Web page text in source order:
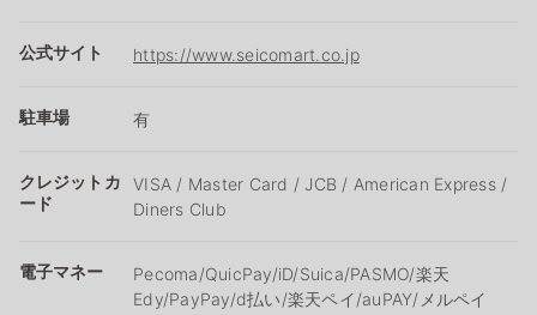
公式サイト https://www.seicomart.co.jp
駐車場 有
クレジットカ
ード
VISA / Master Card / JCB / American Express /
Diners Club
電子マネー
Pecoma/QuicPay/iD/Suica/PASMO/楽天
Edy/PayPay/d払い/楽天ペイ/auPAY/メルペイ